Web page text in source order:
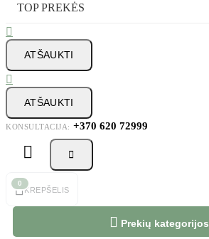
TOP PREKĖS

ATŠAUKTI

ATŠAUKTI
KONSULTACIJA: +370 620 72999
 

0
KREPŠELIS
 Prekių kategorijos